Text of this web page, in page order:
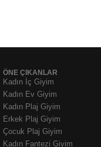
ÖNE ÇIKANLAR
Kadın İç Giyim
Kadın Ev Giyim
Kadın Plaj Giyim
Erkek Plaj Giyim
Çocuk Plaj Giyim
Kadın Fantezi Giyim